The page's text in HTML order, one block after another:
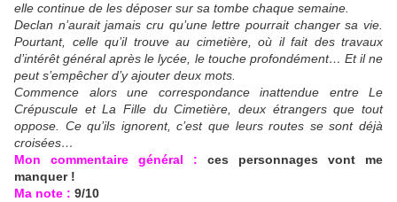
elle continue de les déposer sur sa tombe chaque semaine.
Declan n’aurait jamais cru qu’une lettre pourrait changer sa vie.
Pourtant, celle qu’il trouve au cimetière, où il fait des travaux
d’intérêt général après le lycée, le touche profondément… Et il ne
peut s’empêcher d’y ajouter deux mots.
Commence alors une correspondance inattendue entre Le
Crépuscule et La Fille du Cimetière, deux étrangers que tout
oppose. Ce qu’ils ignorent, c’est que leurs routes se sont déjà
croisées…
Mon commentaire général : ces personnages vont me
manquer !
Ma note : 9/10